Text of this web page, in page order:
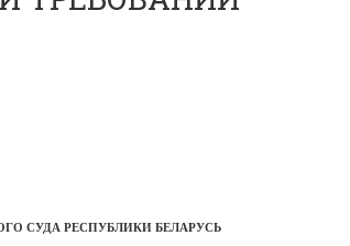
СУДА РЕСПУБЛИКИ БЕЛАРУСЬ